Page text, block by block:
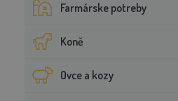
Farmárske potreby
Koně
Ovce a kozy